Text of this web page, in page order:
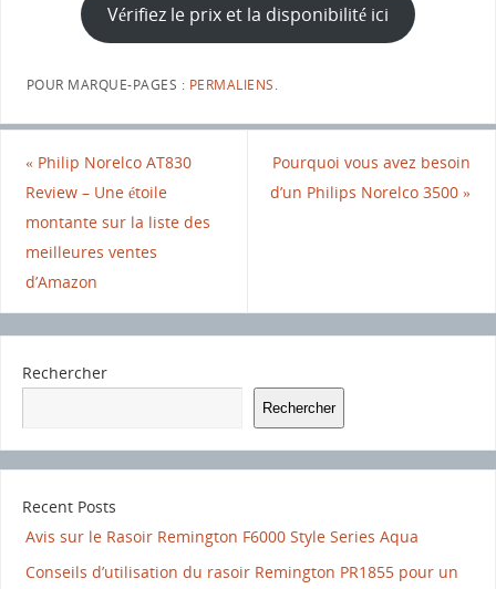
Vérifiez le prix et la disponibilité ici
POUR MARQUE-PAGES : PERMALIENS.
«Philip Norelco AT830
Review – Une étoile
montante sur la liste des
meilleures ventes
d’Amazon
Pourquoi vous avez besoin
d’un Philips Norelco 3500»
Rechercher
Rechercher
Recent Posts
Avis sur le Rasoir Remington F6000 Style Series Aqua
Conseils d’utilisation du rasoir Remington PR1855 pour un